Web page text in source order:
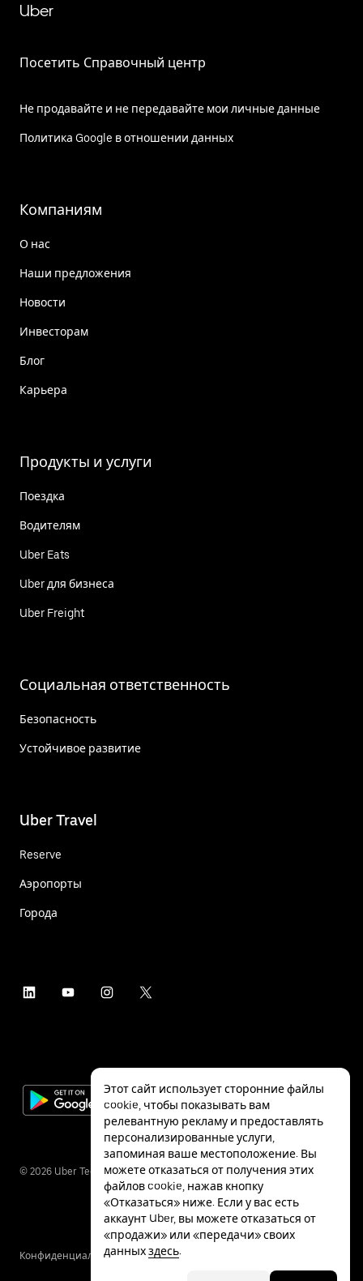
Uber
Посетить Справочный центр
Не продавайте и не передавайте мои личные данные
Политика Google в отношении данных
Компаниям
О нас
Наши предложения
Новости
Инвесторам
Блог
Карьера
Продукты и услуги
Поездка
Водителям
Uber Eats
Uber для бизнеса
Uber Freight
Социальная ответственность
Безопасность
Устойчивое развитие
Uber Travel
Reserve
Аэропорты
Города
© 2026 Uber Technologies Inc.
КонфиденциальностьСпециальные
Этот сайт использует сторонние файлы
cookie, чтобы показывать вам
релевантную рекламу и предоставлять
персонализированные услуги,
запоминая ваше местоположение. Вы
можете отказаться от получения этих
файлов cookie, нажав кнопку
«Отказаться» ниже. Если у вас есть
аккаунт Uber, вы можете отказаться от
«продажи» или «передачи» своих
данныхздесь.